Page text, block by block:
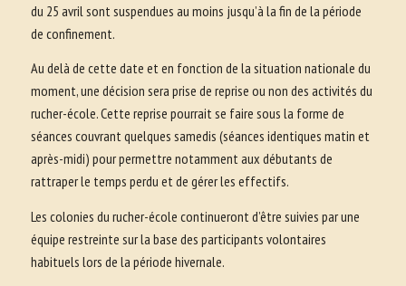
du 25 avril sont suspendues au moins jusqu’à la fin de la période
de confinement.
Au delà de cette date et en fonction de la situation nationale du
moment, une décision sera prise de reprise ou non des activités du
rucher-école. Cette reprise pourrait se faire sous la forme de
séances couvrant quelques samedis (séances identiques matin et
après-midi) pour permettre notamment aux débutants de
rattraper le temps perdu et de gérer les effectifs.
Les colonies du rucher-école continueront d’être suivies par une
équipe restreinte sur la base des participants volontaires
habituels lors de la période hivernale.